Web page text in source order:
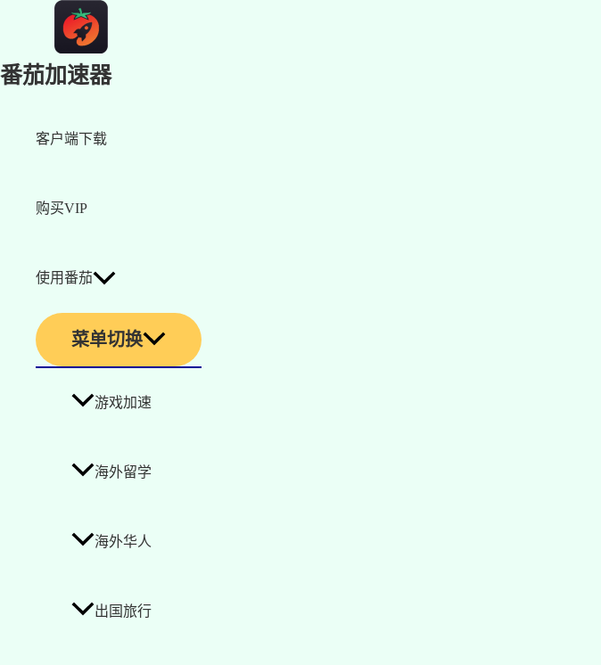
番茄加速器
客户端下载
购买VIP
使用番茄
菜单切换
游戏加速
海外留学
海外华人
出国旅行